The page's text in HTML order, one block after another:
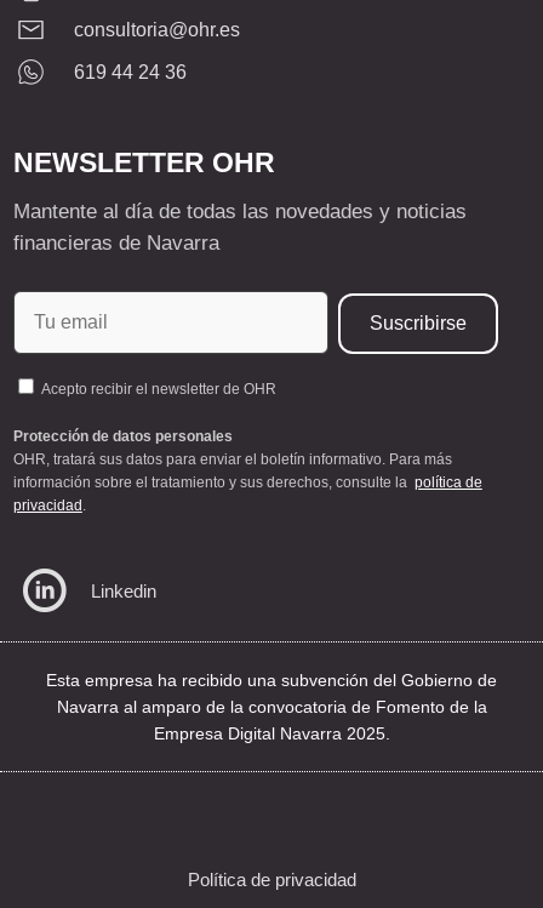
consultoria@ohr.es
619 44 24 36
NEWSLETTER OHR
Mantente al día de todas las novedades y noticias
financieras de Navarra
Acepto recibir el newsletter de OHR
Protección de datos personales
OHR, tratará sus datos para enviar el boletín informativo. Para más
información sobre el tratamiento y sus derechos, consulte la política de
privacidad.
Linkedin
Esta empresa ha recibido una subvención del Gobierno de
Navarra al amparo de la convocatoria de Fomento de la
Empresa Digital Navarra 2025.
Política de privacidad